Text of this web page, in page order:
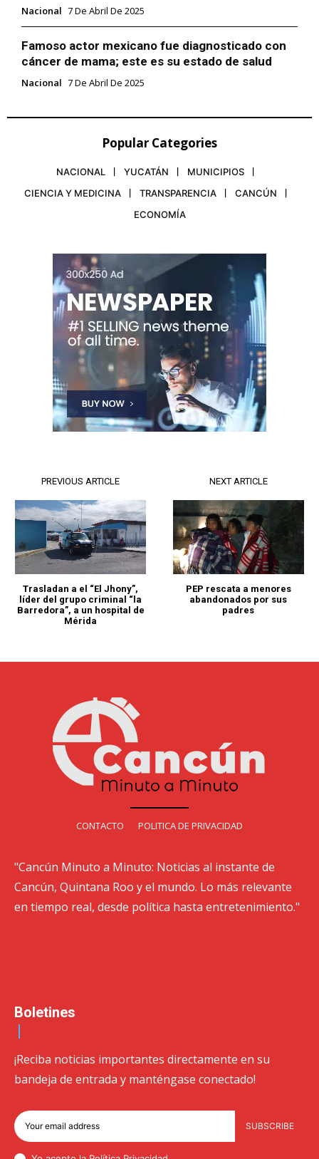
Nacional 7 De Abril De 2025
Famoso actor mexicano fue diagnosticado con
cáncer de mama; este es su estado de salud
Nacional 7 De Abril De 2025
Popular Categories
NACIONAL YUCATÁN
MUNICIPIOS
CIENCIA Y MEDICINA
TRANSPARENCIA
CANCÚN
ECONOMÍA
PREVIOUS ARTICLE
Trasladan a el “El Jhony”,
líder del grupo criminal “la
Barredora”, a un hospital de
Mérida
NEXT ARTICLE
PEP rescata a menores
abandonados por sus
padres
CONTACTO POLITICA DE PRIVACIDAD
"Cancún Minuto a Minuto: Noticias al instante de
Cancún, Quintana Roo y el mundo. Lo más relevante
en tiempo real, desde política hasta entretenimiento."
Boletines
¡Reciba noticias importantes directamente en su
bandeja de entrada y manténgase conectado!
SUBSCRIBE